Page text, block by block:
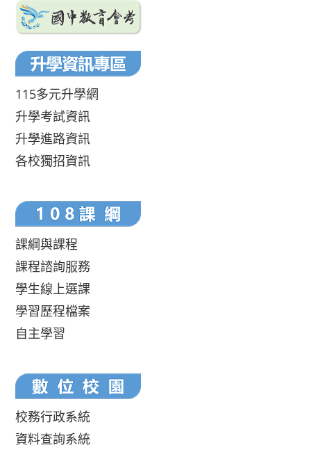
115多元升學網
升學考試資訊
升學進路資訊
各校獨招資訊
課綱與課程
課程諮詢服務
學生線上選課
學習歷程檔案
自主學習
校務行政系統
資料查詢系統